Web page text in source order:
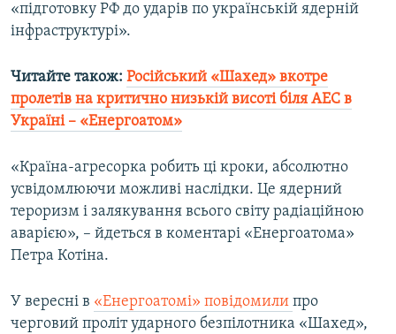
«підготовку РФ до ударів по українській ядерній
інфраструктурі».
Читайте також: Російський «Шахед» вкотре
пролетів на критично низькій висоті біля АЕС в
Україні – «Енергоатом»
«Країна-агресорка робить ці кроки, абсолютно
усвідомлюючи можливі наслідки. Це ядерний
тероризм і залякування всього світу радіаційною
аварією», – йдеться в коментарі «Енергоатома»
Петра Котіна.
У вересні в «Енергоатомі» повідомили про
черговий проліт ударного безпілотника «Шахед»,